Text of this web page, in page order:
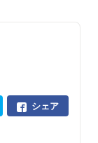
シェア